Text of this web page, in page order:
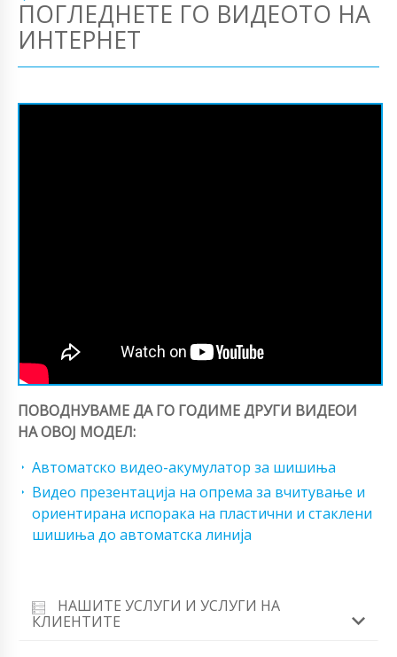
ПОГЛЕДНЕТЕ ГО ВИДЕОТО НА
ИНТЕРНЕТ
ПОВОДНУВАМЕ ДА ГО ГОДИМЕ ДРУГИ ВИДЕОИ
НА ОВОЈ МОДЕЛ:
Автоматско видео-акумулатор за шишиња
Видео презентација на опрема за вчитување и
ориентирана испорака на пластични и стаклени
шишиња до автоматска линија
НАШИТЕ УСЛУГИ И УСЛУГИ НА
КЛИЕНТИТЕ